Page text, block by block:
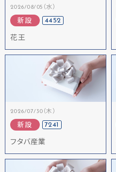
2026/08/05（水）
新設 4452
花王
2026/07/30（木）
新設 7241
フタバ産業